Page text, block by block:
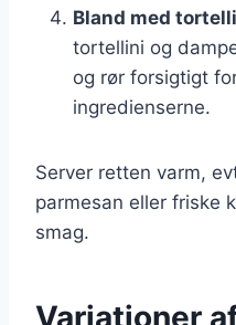
Bland med
tortellini og
og rør forsigtigt
ingredienserne.
Server retten varm,
parmesan eller friske
smag.
Variationer